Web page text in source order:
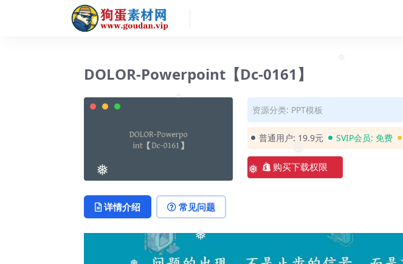
❅ ❅
❅
❅
DOLOR-Powerpoint【Dc-0161】
资源分类: PPT模板
普通用户: 19.9元 SVIP会员: 免费
购买下载权限
详情介绍 常见问题